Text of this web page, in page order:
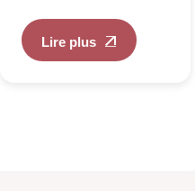
Lire plus